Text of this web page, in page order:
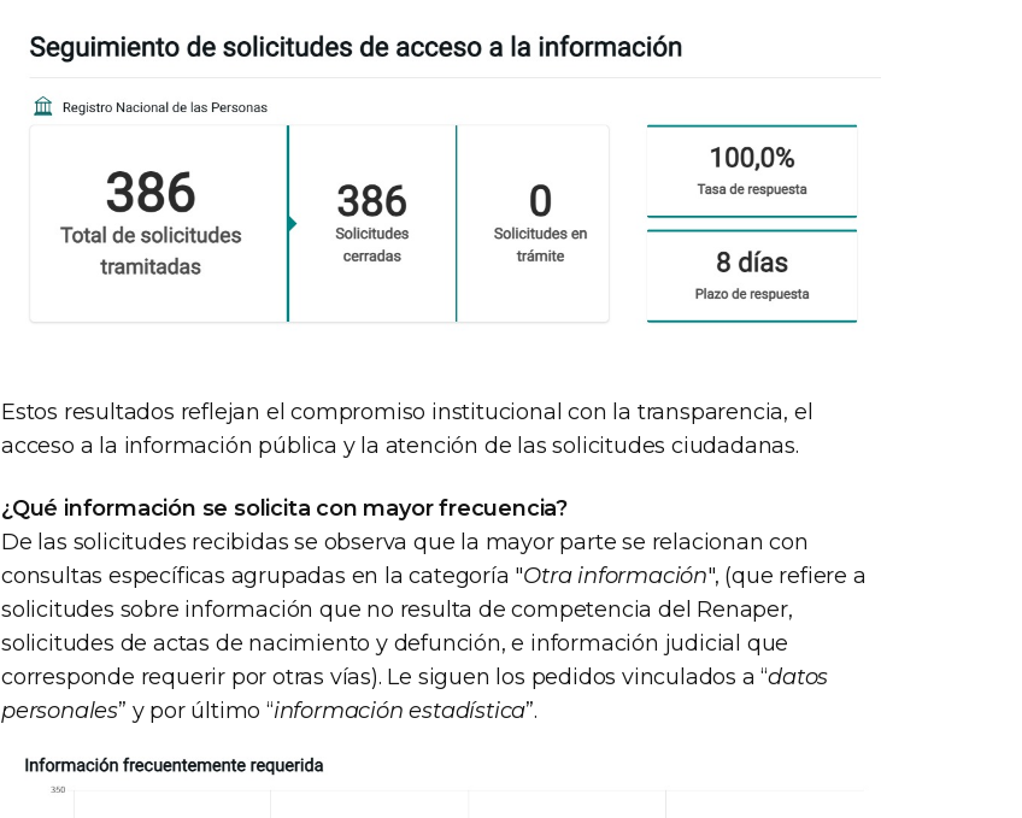
Estos resultados reflejan el compromiso institucional con la transparencia, el
acceso a la información pública y la atención de las solicitudes ciudadanas.
¿Qué información se solicita con mayor frecuencia?
De las solicitudes recibidas se observa que la mayor parte se relacionan con
consultas específicas agrupadas en la categoría "Otra información", (que refiere a
solicitudes sobre información que no resulta de competencia del Renaper,
solicitudes de actas de nacimiento y defunción, e información judicial que
corresponde requerir por otras vías). Le siguen los pedidos vinculados a “datos
personales” y por último “información estadística”.